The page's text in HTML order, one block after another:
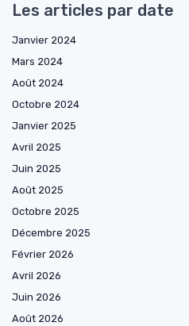
Les articles par date
Janvier 2024
Mars 2024
Août 2024
Octobre 2024
Janvier 2025
Avril 2025
Juin 2025
Août 2025
Octobre 2025
Décembre 2025
Février 2026
Avril 2026
Juin 2026
Août 2026